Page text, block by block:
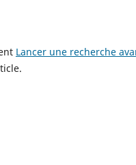
Lancer une recherche